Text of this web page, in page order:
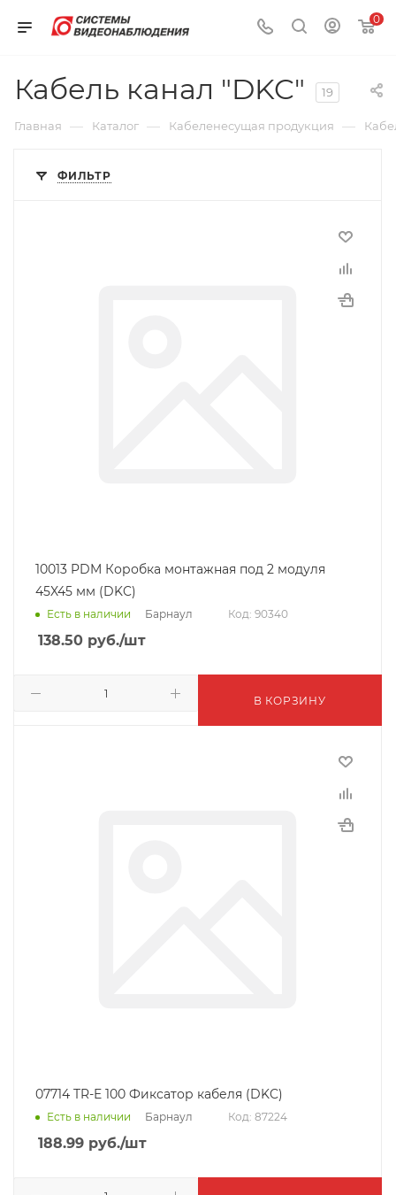
0
Кабель канал "DKC" 19
Главная — Каталог — Кабеленесущая продукция —
ФИЛЬТР
10013 PDM Коробка монтажная под 2 модуля
45X45 мм (DKC)
Есть в наличии Барнаул Код: 90340
138.50 руб./шт
В КОРЗИНУ
07714 TR-E 100 Фиксатор кабеля (DKC)
Есть в наличии Барнаул Код: 87224
188.99 руб./шт